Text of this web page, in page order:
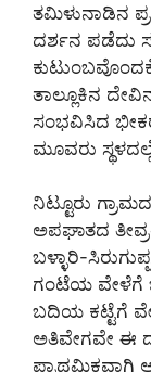
ತಮಿಳುನಾಡಿನ
ದರ್ಶನ ಪಡೆದು
ತಾಲ್ಲೂಕಿನ
ಸಂಭವಿಸಿದ
ಮೂವರು
ನಿಟ್ಟೂರು
ಅಪಘಾತದ
ಬಳ್ಳಾರಿ-
ಗಂಟೆಯ ವೇಳೆಗೆ
ಬದಿಯ ಕಟ್ಟೆಗೆ
ಅತಿವೇಗವೇ ಈ
ಪ್ರಾಥಮಿಕವಾಗಿ